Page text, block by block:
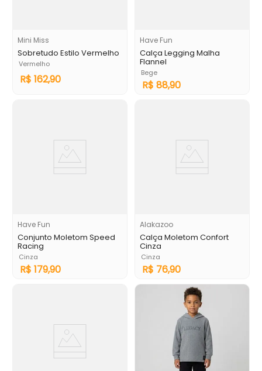
Mini Miss
Sobretudo Estilo Vermelho
Vermelho
R$ 162,90
Have Fun
Calça Legging Malha
Flannel
Bege
R$ 88,90
Have Fun
Conjunto Moletom Speed
Racing
Cinza
R$ 179,90
Alakazoo
Calça Moletom Confort
Cinza
Cinza
R$ 76,90